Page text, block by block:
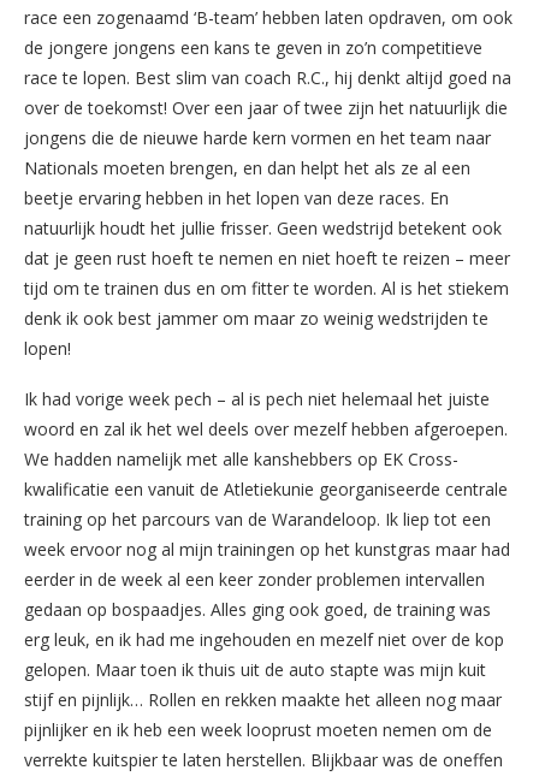
race een zogenaamd ‘B-team’ hebben laten opdraven, om ook
de jongere jongens een kans te geven in zo’n competitieve
race te lopen. Best slim van coach R.C., hij denkt altijd goed na
over de toekomst! Over een jaar of twee zijn het natuurlijk die
jongens die de nieuwe harde kern vormen en het team naar
Nationals moeten brengen, en dan helpt het als ze al een
beetje ervaring hebben in het lopen van deze races. En
natuurlijk houdt het jullie frisser. Geen wedstrijd betekent ook
dat je geen rust hoeft te nemen en niet hoeft te reizen – meer
tijd om te trainen dus en om fitter te worden. Al is het stiekem
denk ik ook best jammer om maar zo weinig wedstrijden te
lopen!
Ik had vorige week pech – al is pech niet helemaal het juiste
woord en zal ik het wel deels over mezelf hebben afgeroepen.
We hadden namelijk met alle kanshebbers op EK Cross-
kwalificatie een vanuit de Atletiekunie georganiseerde centrale
training op het parcours van de Warandeloop. Ik liep tot een
week ervoor nog al mijn trainingen op het kunstgras maar had
eerder in de week al een keer zonder problemen intervallen
gedaan op bospaadjes. Alles ging ook goed, de training was
erg leuk, en ik had me ingehouden en mezelf niet over de kop
gelopen. Maar toen ik thuis uit de auto stapte was mijn kuit
stijf en pijnlijk… Rollen en rekken maakte het alleen nog maar
pijnlijker en ik heb een week looprust moeten nemen om de
verrekte kuitspier te laten herstellen. Blijkbaar was de oneffen